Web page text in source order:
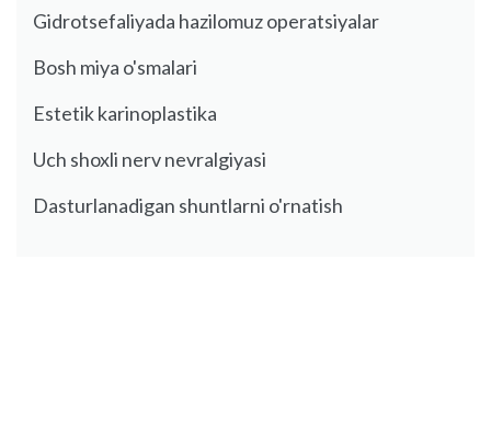
Gidrotsefaliyada hazilomuz operatsiyalar
Bosh miya o'smalari
Estetik karinoplastika
Uch shoxli nerv nevralgiyasi
Dasturlanadigan shuntlarni o'rnatish